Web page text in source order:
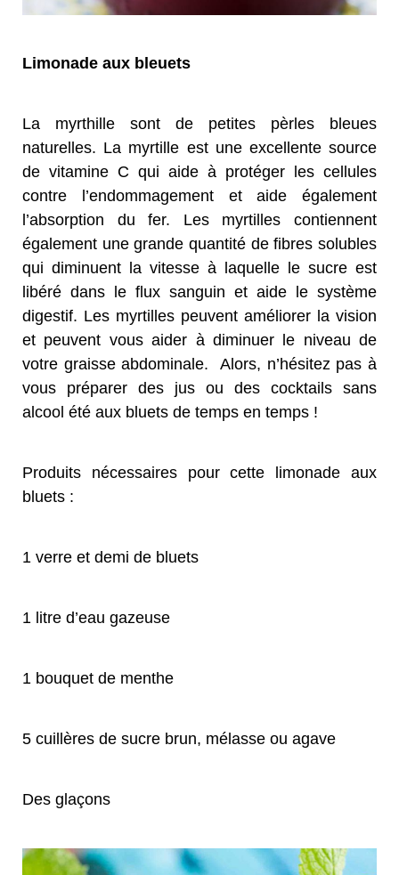
Limonade aux bleuets
La myrthille sont de petites pèrles bleues
naturelles. La myrtille est une excellente source
de vitamine C qui aide à protéger les cellules
contre l’endommagement et aide également
l’absorption du fer. Les myrtilles contiennent
également une grande quantité de fibres solubles
qui diminuent la vitesse à laquelle le sucre est
libéré dans le flux sanguin et aide le système
digestif. Les myrtilles peuvent améliorer la vision
et peuvent vous aider à diminuer le niveau de
votre graisse abdominale. Alors, n’hésitez pas à
vous préparer des jus ou des cocktails sans
alcool été aux bluets de temps en temps !
Produits nécessaires pour cette limonade aux
bluets :
1 verre et demi de bluets
1 litre d’eau gazeuse
1 bouquet de menthe
5 cuillères de sucre brun, mélasse ou agave
Des glaçons